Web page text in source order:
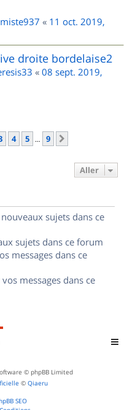
« 11 oct. 2019,
droite bordelaise2
« 08 sept. 2019,
4 5 … 9
Aller
sujets dans ce
sujets dans ce forum
messages dans ce
messages dans ce
© phpBB Limited
© Qiaeru
SEO